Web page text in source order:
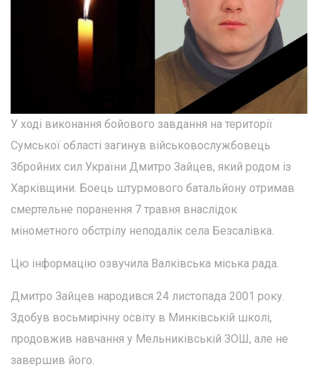
У ході виконання бойового завдання на території
Сумської області загинув військовослужбовець
Збройних сил України Дмитро Зайцев, який родом із
Харківщини. Боець штурмового батальйону отримав
смертельне поранення 7 травня внаслідок
мінометного обстрілу неподалік села Безсалівка.
Цю інформацію озвучила Валківська міська рада.
Дмитро Зайцев народився 24 листопада 2001 року.
Здобув восьмирічну освіту в Минківській школі,
продовжив навчання у Мельниківській ЗОШ, але не
завершив його.